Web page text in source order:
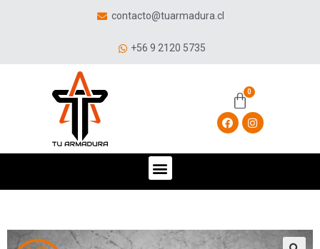
contacto@tuarmadura.cl
+56 9 2120 5735